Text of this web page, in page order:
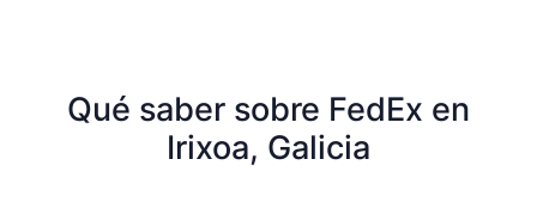
Qué saber sobre FedEx en
Irixoa, Galicia